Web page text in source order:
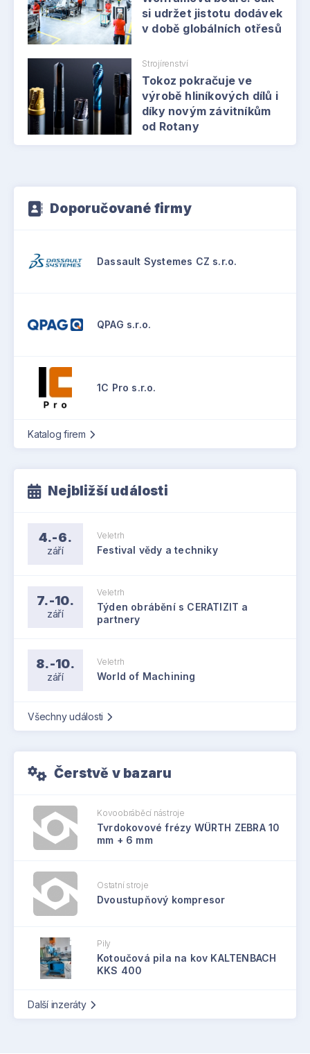
si udržet jistotu dodávek
v době globálních otřesů
Strojírenství
Tokoz pokračuje ve
výrobě hliníkových dílů i
díky novým závitníkům
od Rotany
Doporučované firmy
Dassault Systemes CZ s.r.o.
QPAG s.r.o.
1C Pro s.r.o.
Katalog firem
Nejbližší události
4.-6.
září
Veletrh
Festival vědy a techniky
7.-10.
září
Veletrh
Týden obrábění s CERATIZIT a
partnery
8.-10.
září
Veletrh
World of Machining
Všechny události
Čerstvě v bazaru
Kovoobráběcí nástroje
Tvrdokovové frézy WÜRTH ZEBRA 10
mm + 6 mm
Ostatní stroje
Dvoustupňový kompresor
Pily
Kotoučová pila na kov KALTENBACH
KKS 400
Další inzeráty